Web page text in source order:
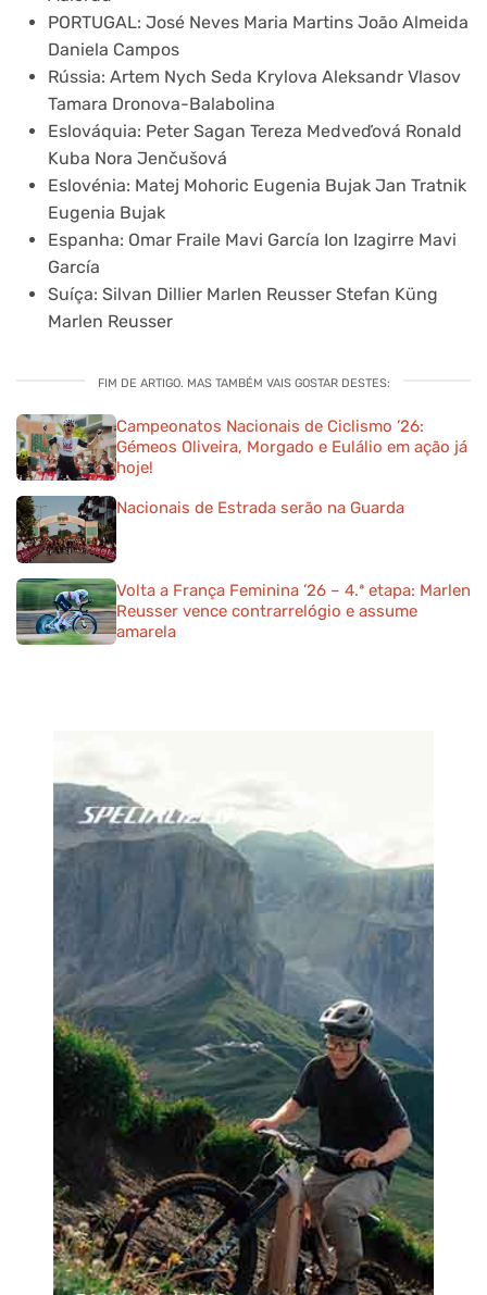
PORTUGAL: José Neves Maria Martins João Almeida
Daniela Campos
Rússia: Artem Nych Seda Krylova Aleksandr Vlasov
Tamara Dronova-Balabolina
Eslováquia: Peter Sagan Tereza Medveďová Ronald
Kuba Nora Jenčušová
Eslovénia: Matej Mohoric Eugenia Bujak Jan Tratnik
Eugenia Bujak
Espanha: Omar Fraile Mavi García Ion Izagirre Mavi
García
Suíça: Silvan Dillier Marlen Reusser Stefan Küng
Marlen Reusser
FIM DE ARTIGO. MAS TAMBÉM VAIS GOSTAR DESTES:
Campeonatos Nacionais de Ciclismo ’26:
Gémeos Oliveira, Morgado e Eulálio em ação já
hoje!
Nacionais de Estrada serão na Guarda
Volta a França Feminina ’26 – 4.ª etapa: Marlen
Reusser vence contrarrelógio e assume
amarela